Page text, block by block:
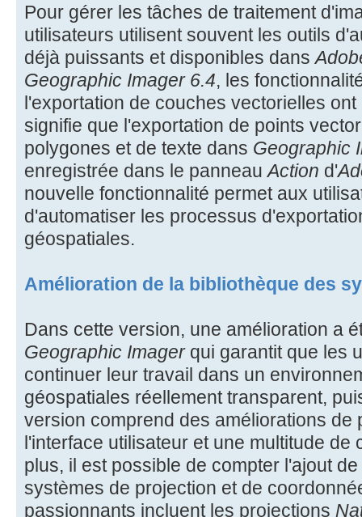
Pour gérer les tâches de traitement
utilisateurs utilisent souvent les outils
déjà puissants et disponibles dans
Geographic Imager 6.4, les
l'exportation de couches vectorielles
signifie que l'exportation de points
polygones et de texte dans Geographic
enregistrée dans le panneauAction d'
nouvelle fonctionnalité permet aux
d'automatiser les processus
géospatiales.
Amélioration de la bibliothèque des
Dans cette version, une amélioration a
Geographic Imagerqui garantit que les
continuer leur travail dans un
géospatiales réellement transparent,
version comprend des améliorations de
l'interface utilisateur et une multitude de
plus, il est possible de compter l'ajout
systèmes de projection et de
passionnants incluent les projections